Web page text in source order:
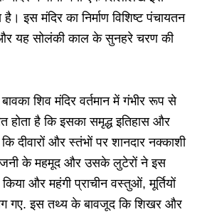
है। इस मंदिर का निर्माण विशिष्ट पंचायतन
यह सोलंकी काल के सुनहरे चरण की
शिव मंदिर वर्तमान में गंभीर रूप से
होता है कि इसका समृद्ध इतिहास और
दीवारों और स्तंभों पर शानदार नक्काशी
के महमूद और उसके लुटेरों ने इस
और महंगी प्राचीन वस्तुओं, मूर्तियों
गए. इस तथ्य के बावजूद कि शिखर और